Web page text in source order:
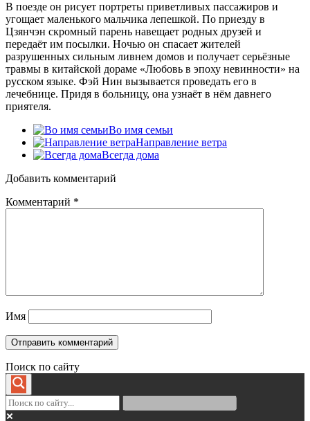
В поезде он рисует портреты приветливых пассажиров и
угощает маленького мальчика лепешкой. По приезду в
Цзянчэн скромный парень навещает родных друзей и
передаёт им посылки. Ночью он спасает жителей
разрушенных сильным ливнем домов и получает серьёзные
травмы в китайской дораме «Любовь в эпоху невинности» на
русском языке. Фэй Нин вызывается проведать его в
лечебнице. Придя в больницу, она узнаёт в нём давнего
приятеля.
Во имя семьи
Направление ветра
Всегда дома
Добавить комментарий
Комментарий *
Имя
Поиск по сайту